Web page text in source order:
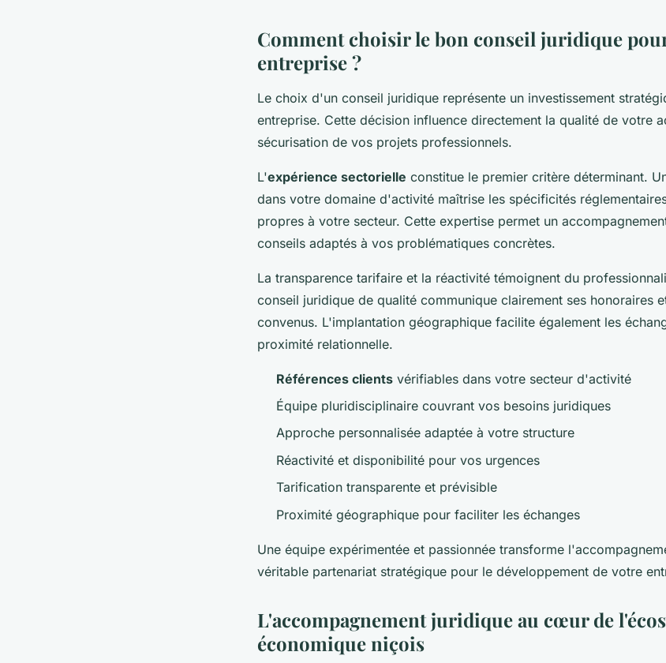
Comment choisir le bon conseil juridique
entreprise ?
Le choix d'un conseil juridique représente un investissement
entreprise. Cette décision influence directement la qualité de votre
sécurisation de vos projets professionnels.
L'expérience sectorielle constitue le premier critère déterminant.
dans votre domaine d'activité maîtrise les spécificités
propres à votre secteur. Cette expertise permet un
conseils adaptés à vos problématiques concrètes.
La transparence tarifaire et la réactivité témoignent du
conseil juridique de qualité communique clairement ses honoraires
convenus. L'implantation géographique facilite également les
proximité relationnelle.
Références clients vérifiables dans votre secteur d'activité
Équipe pluridisciplinaire couvrant vos besoins juridiques
Approche personnalisée adaptée à votre structure
Réactivité et disponibilité pour vos urgences
Tarification transparente et prévisible
Proximité géographique pour faciliter les échanges
Une équipe expérimentée et passionnée transforme
véritable partenariat stratégique pour le développement de votre
L'accompagnement juridique au cœur de
économique niçois